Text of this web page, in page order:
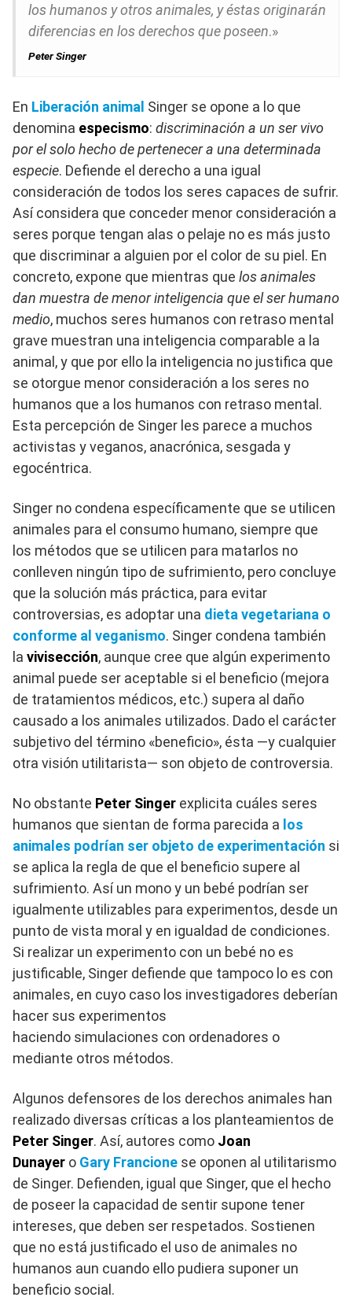
los humanos y otros animales, y éstas originarán
diferencias en los derechos que poseen.»
Peter Singer
En Liberación animal Singer se opone a lo que
denomina especismo: discriminación a un ser vivo
por el solo hecho de pertenecer a una determinada
especie. Defiende el derecho a una igual
consideración de todos los seres capaces de sufrir.
Así considera que conceder menor consideración a
seres porque tengan alas o pelaje no es más justo
que discriminar a alguien por el color de su piel. En
concreto, expone que mientras que los animales
dan muestra de menor inteligencia que el ser humano
medio, muchos seres humanos con retraso mental
grave muestran una inteligencia comparable a la
animal, y que por ello la inteligencia no justifica que
se otorgue menor consideración a los seres no
humanos que a los humanos con retraso mental.
Esta percepción de Singer les parece a muchos
activistas y veganos, anacrónica, sesgada y
egocéntrica.
Singer no condena específicamente que se utilicen
animales para el consumo humano, siempre que
los métodos que se utilicen para matarlos no
conlleven ningún tipo de sufrimiento, pero concluye
que la solución más práctica, para evitar
controversias, es adoptar una dieta vegetariana o
conforme al veganismo. Singer condena también
la vivisección, aunque cree que algún experimento
animal puede ser aceptable si el beneficio (mejora
de tratamientos médicos, etc.) supera al daño
causado a los animales utilizados. Dado el carácter
subjetivo del término «beneficio», ésta —y cualquier
otra visión utilitarista— son objeto de controversia.
No obstante Peter Singer explicita cuáles seres
humanos que sientan de forma parecida a los
animales podrían ser objeto de experimentación si
se aplica la regla de que el beneficio supere al
sufrimiento. Así un mono y un bebé podrían ser
igualmente utilizables para experimentos, desde un
punto de vista moral y en igualdad de condiciones.
Si realizar un experimento con un bebé no es
justificable, Singer defiende que tampoco lo es con
animales, en cuyo caso los investigadores deberían
hacer sus experimentos
haciendo simulaciones con ordenadores o
mediante otros métodos.
Algunos defensores de los derechos animales han
realizado diversas críticas a los planteamientos de
Peter Singer. Así, autores como Joan
Dunayer o Gary Francione se oponen al utilitarismo
de Singer. Defienden, igual que Singer, que el hecho
de poseer la capacidad de sentir supone tener
intereses, que deben ser respetados. Sostienen
que no está justificado el uso de animales no
humanos aun cuando ello pudiera suponer un
beneficio social.